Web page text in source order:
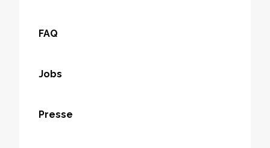
FAQ
Jobs
Presse